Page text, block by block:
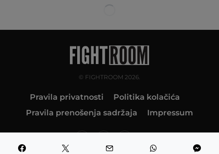
© FIGHTROOM 2026.
Pravila privatnosti
Politika kolačića
Pravila prenošenja sadržaja
Impressum